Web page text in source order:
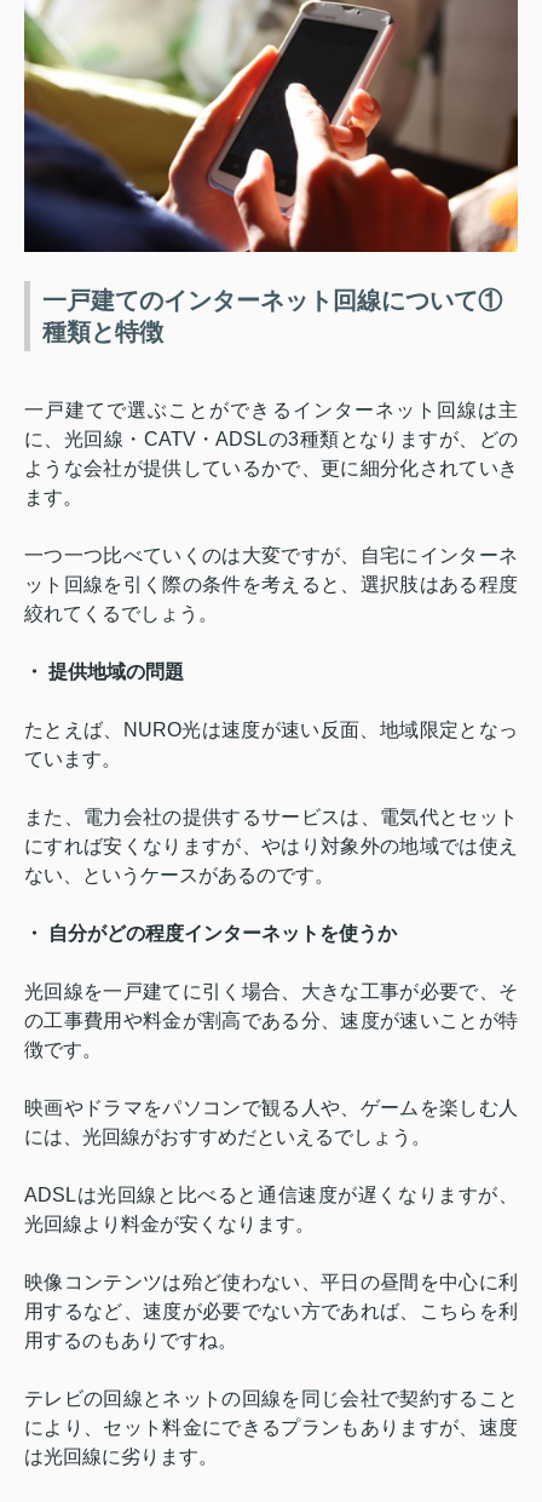
一戸建てのインターネット回線について①
種類と特徴
一戸建てで選ぶことができるインターネット回線は主
に、光回線・ CATV・ADSLの3種類となりますが、どの
ような会社が提供しているかで、更に細分化されていき
ます。
一つ一つ比べていくのは大変ですが、自宅にインターネ
ット回線を引く際の条件を考えると、選択肢はある程度
絞れてくるでしょう。
・ 提供地域の問題
たとえば、 NURO光は速度が速い反面、地域限定となっ
ています。
また、電力会社の提供するサービスは、電気代とセット
にすれば安くなりますが、やはり対象外の地域では使え
ない、というケースがあるのです。
・ 自分がどの程度インターネットを使うか
光回線を一戸建てに引く場合、大きな工事が必要で、そ
の工事費用や料金が割高である分、速度が速いことが特
徴です。
映画やドラマをパソコンで観る人や、ゲームを楽しむ人
には、光回線がおすすめだといえるでしょう。
ADSLは光回線と比べると通信速度が遅くなりますが、
光回線より料金が安くなります。
映像コンテンツは殆ど使わない、平日の昼間を中心に利
用するなど、速度が必要でない方であれば、こちらを利
用するのもありですね。
テレビの回線とネットの回線を同じ会社で契約すること
により、セット料金にできるプランもありますが、速度
は光回線に劣ります。